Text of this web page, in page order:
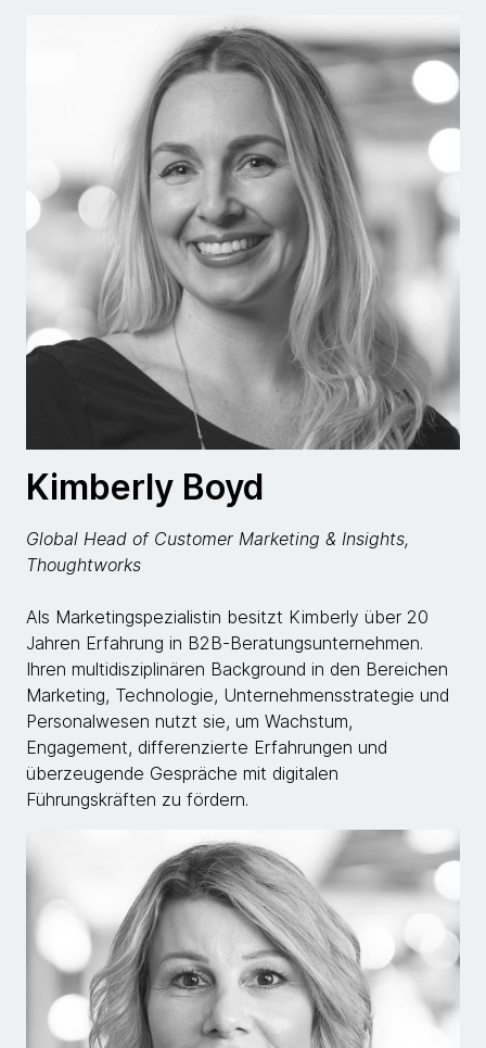
Kimberly Boyd
Global Head of Customer Marketing & Insights,
Thoughtworks
Als Marketingspezialistin besitzt Kimberly über 20
Jahren Erfahrung in B2B-Beratungsunternehmen.
Ihren multidisziplinären Background in den Bereichen
Marketing, Technologie, Unternehmensstrategie und
Personalwesen nutzt sie, um Wachstum,
Engagement, differenzierte Erfahrungen und
überzeugende Gespräche mit digitalen
Führungskräften zu fördern.